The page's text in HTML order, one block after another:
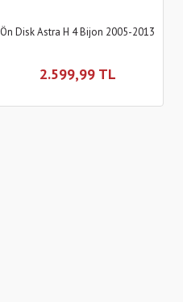
Ön Disk Astra H 4 Bijon 2005-2013
2.599,99 TL